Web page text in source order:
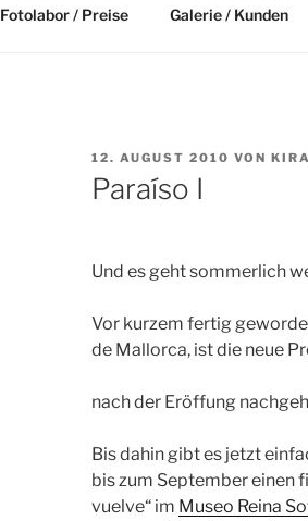
Fotolabor / Preise Galerie / Kunden
VERÖFFENTLICHT
AM
12. AUGUST 2010 VON
Paraíso I
Und es geht sommerlich
Vor kurzem fertig
de Mallorca, ist die neue
Viel zeigen
nach der Eröffung
Bis dahin gibt es jetzt
bis zum September einen
vuelve“ im Museo Reina